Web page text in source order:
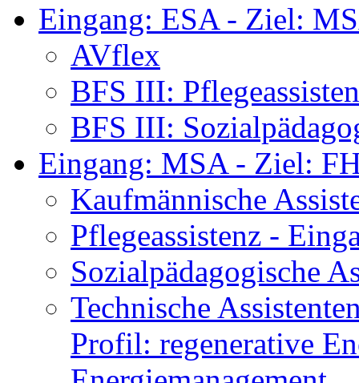
Eingang: ESA - Ziel:
AVflex
BFS III:
BFS III:
Eingang: MSA - Ziel:
Kaufmännische
Pflegeassistenz -
Sozialpädagogische
Technische
Profil: regenerative